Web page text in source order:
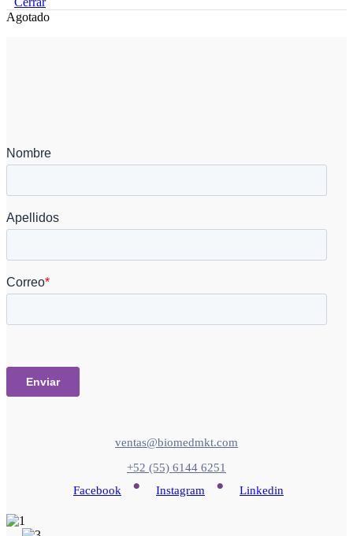
Agotado
ventas@biomedmkt.com
+52 (55) 6144 6251
Facebook
• Instagram • Linkedin